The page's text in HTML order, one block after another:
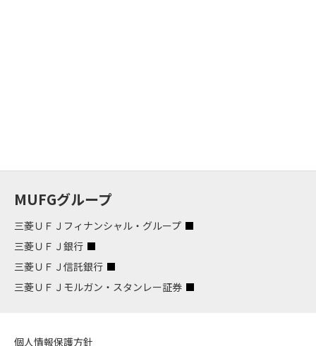
MUFGグループ
三菱ＵＦＪフィナンシャル・グループ
三菱ＵＦＪ銀行
三菱ＵＦＪ信託銀行
三菱ＵＦＪモルガン・スタンレー証券
個人情報保護方針